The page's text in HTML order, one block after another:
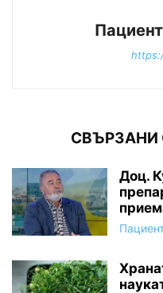
СВЪРЗАНИ
Доц.